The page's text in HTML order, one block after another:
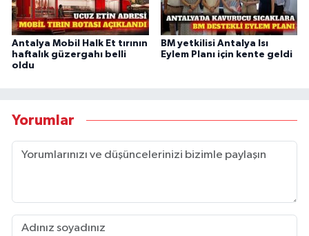
Antalya Mobil Halk Et tırının
haftalık güzergahı belli
oldu
BM yetkilisi Antalya Isı
Eylem Planı için kente geldi
Yorumlar